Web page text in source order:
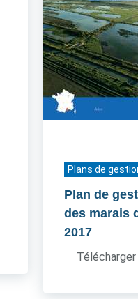
Plans de
Plan de
des marais
2017